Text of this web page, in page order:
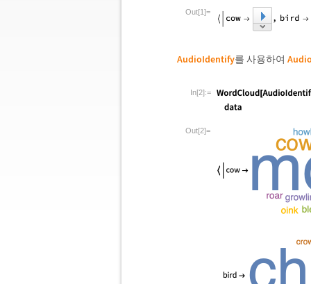
Out[1]=
AudioIdentify를 사용하여
In[2]:=
Out[2]=